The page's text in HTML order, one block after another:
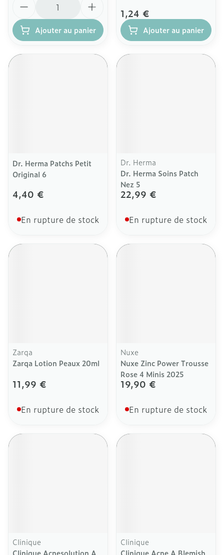
Ajouter au panier
1,24 €
Ajouter au panier
Dr. Herma Patchs Petit
Original 6
4,40 €
En rupture de stock
Dr. Herma
Dr. Herma Soins Patch
Nez 5
22,99 €
En rupture de stock
Zarqa
Zarqa Lotion Peaux 20ml
11,99 €
En rupture de stock
Nuxe
Nuxe Zinc Power Trousse
Rose 4 Minis 2025
19,90 €
En rupture de stock
Clinique
Clinique Acnesolution A
Clinique
Clinique Acne A Blemish